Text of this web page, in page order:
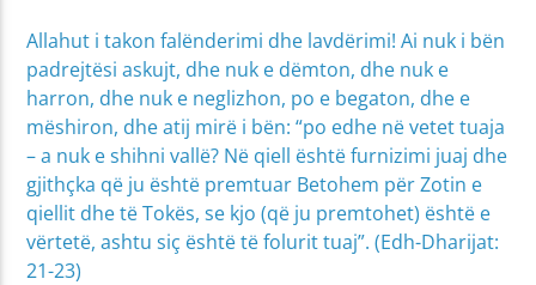
Allahut i takon falënderimi dhe lavdërimi! Ai nuk i bën
padrejtësi askujt, dhe nuk e dëmton, dhe nuk e
harron, dhe nuk e neglizhon, po e begaton, dhe e
mëshiron, dhe atij mirë i bën: “po edhe në vetet tuaja
– a nuk e shihni vallë? Në qiell është furnizimi juaj dhe
gjithçka që ju është premtuar Betohem për Zotin e
qiellit dhe të Tokës, se kjo (që ju premtohet) është e
vërtetë, ashtu siç është të folurit tuaj”. (Edh-Dharijat:
21-23)